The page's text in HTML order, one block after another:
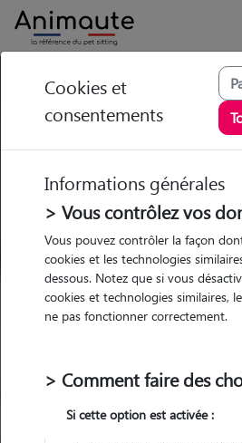
GARDE ANIMAUX à Vergèze :
ou à domicile, visites et
Trouvez une garde
Vergèze
Parmi nos 4 pet-
Garde
chez le Pet Sitter
Garde
chez le Pet Sitter
Cookies et
consentements
Informations générales
> Vous contrôlez vos
Vous pouvez contrôler la façon
cookies et les technologies
dessous. Notez que si vous
cookies et technologies similaires,
ne pas fonctionner correctement.
> Comment faire des
Si cette option est activée :